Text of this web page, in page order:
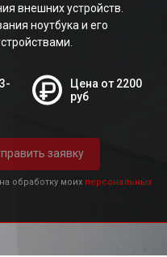
внешних устройств.
ноутбука и его
Цена от 2200
руб
заявку
обработку моих персональных